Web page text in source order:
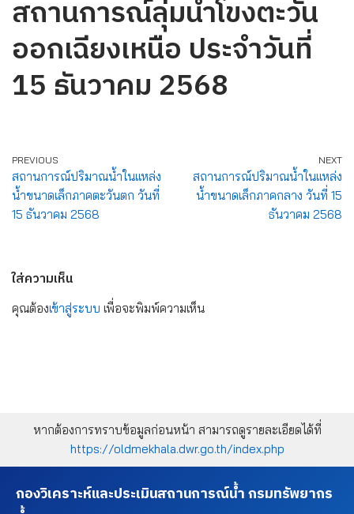
สถานการณ์ลุ่มน้ำโขงตะวัน
ออกเฉียงเหนือ ประจำวันที่
15 ธันวาคม 2568
PREVIOUS
สถานการณ์ปริมาณน้ำในแหล่ง
น้ำขนาดเล็กภาคตะวันตก วันที่
15 ธันวาคม 2568
NEXT
สถานการณ์ปริมาณน้ำในแหล่ง
น้ำขนาดเล็กภาคกลาง วันที่ 15
ธันวาคม 2568
ใส่ความเห็น
คุณต้องเข้าสู่ระบบ เพื่อจะพิมพ์ความเห็น
หากต้องการทราบข้อมูลก่อนหน้า สามารถดูรายละเอียดได้ที่
https://oldmekhala.dwr.go.th/index.php
กองวิเคราะห์และประเมินสถานการณ์น้ำ กรมทรัพยากร